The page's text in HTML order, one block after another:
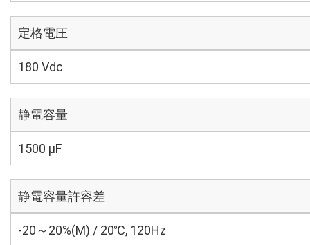
定格電圧
180 Vdc
静電容量
1500 µF
静電容量許容差
-20～20%(M) / 20℃, 120Hz